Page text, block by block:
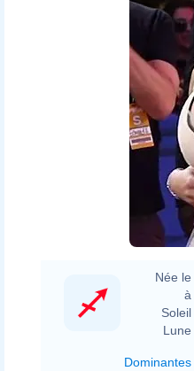
Née le
à
Soleil
Lune
Dominantes